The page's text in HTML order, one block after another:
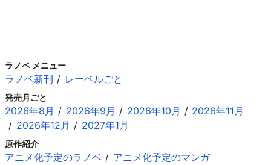
ラノベ メニュー
ラノベ新刊 レーベルごと
発売月ごと
2026年8月 2026年9月 2026年10月
2026年11月
2026年12月
2027年1月
原作紹介
アニメ化予定のラノベ
アニメ化予定のマンガ